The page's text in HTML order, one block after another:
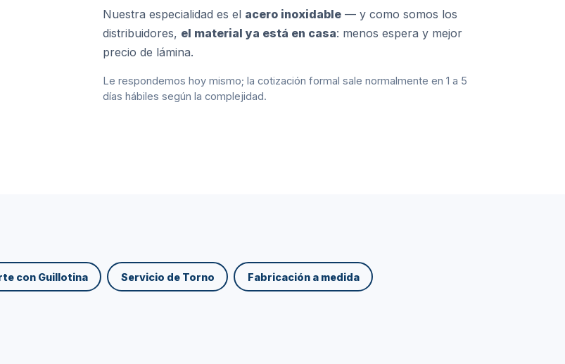
Nuestra especialidad es el acero inoxidable — y como somos los
distribuidores, el material ya está en casa: menos espera y mejor
precio de lámina.
Le respondemos hoy mismo; la cotización formal sale normalmente en 1 a 5
días hábiles según la complejidad.
con Guillotina Servicio de Torno Fabricación a medida